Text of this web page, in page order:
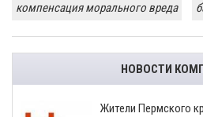
компенсация морального вреда
НОВОСТИ
​Жители Пермского